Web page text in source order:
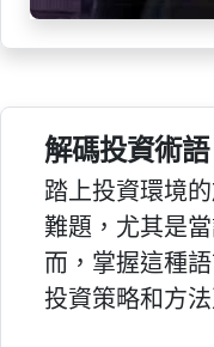
解碼投資術語
踏上投資環境
難題，尤其是
而，掌握這種
投資策略和方